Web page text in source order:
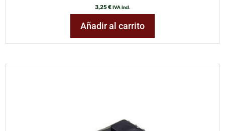
3,25€IVA incl.
Añadir al carrito